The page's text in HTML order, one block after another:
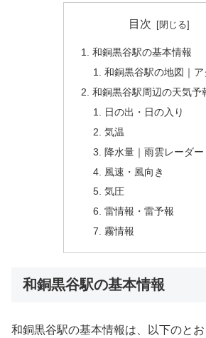
目次
和銅黒谷駅の基本情報
和銅黒谷駅の地図｜ア
和銅黒谷駅周辺の天気予
日の出・日の入り
気温
降水量｜雨雲レーダー
風速・風向き
気圧
雷情報・雷予報
霧情報
和銅黒谷駅の基本情報
和銅黒谷駅の基本情報は、以下のとお